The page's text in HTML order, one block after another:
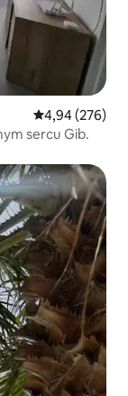
Średnia
4,94 (276)
sercu Gib.